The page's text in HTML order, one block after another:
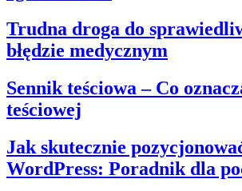
Trudna droga do
błędzie medycznym
Sennik teściowa – Co
teściowej
Jak skutecznie
WordPress: Poradnik dla